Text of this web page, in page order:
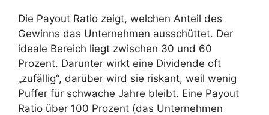
Die Payout Ratio zeigt, welchen Anteil des
Gewinns das Unternehmen ausschüttet. Der
ideale Bereich liegt zwischen 30 und 60
Prozent. Darunter wirkt eine Dividende oft
„zufällig“, darüber wird sie riskant, weil wenig
Puffer für schwache Jahre bleibt. Eine Payout
Ratio über 100 Prozent (das Unternehmen